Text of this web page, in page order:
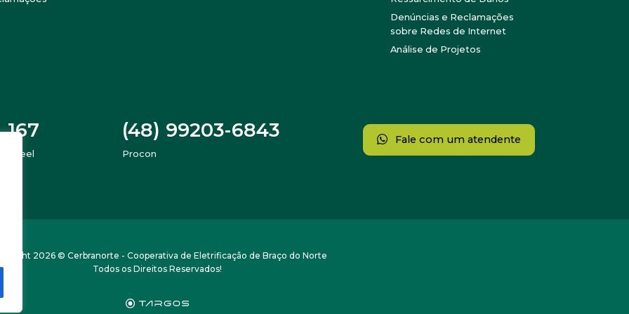
Denúncias e Reclamações
sobre Redes de Internet
Análise de Projetos
167
Aneel
(48) 99203-6843
Procon
Fale com um atendente
2026 © Cerbranorte - Cooperativa de Eletrificação de Braço do Norte
Todos os Direitos Reservados!